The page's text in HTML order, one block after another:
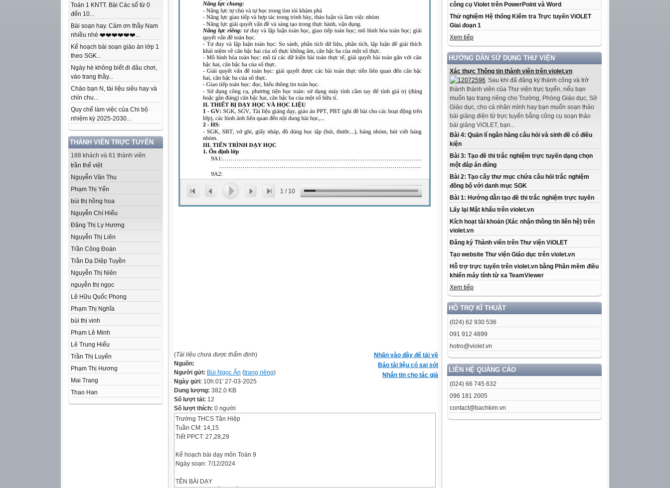
Toán 1 KNTT. Bài Các số từ 0
đến 10...
Bài soạn hay. Cảm ơn thầy Nam
nhiều nhé ❤️❤️❤️❤️❤️❤️...
Kế hoạch bài soạn giáo án lớp 1
theo SGK...
Ngày hè không biết đi đâu chơi,
vào trang thầy...
Chào bạn N, tài liệu siêu hay và
chỉn chu...
Quy chế làm việc của Chi bộ
nhiệm kỳ 2025-2030...
THÀNH VIÊN TRỰC TUYẾN
188 khách và 61 thành viên
trần thế việt
Nguyễn Văn Thu
Phạm Thị Yến
bùi thị hồng hoa
Nguyễn Chí Hiếu
Đặng Thị Ly Hương
Nguyễn Thị Liên
Trần Công Đoàn
Trần Dạ Diệp Tuyền
Nguyễn Thị Niên
nguyễn thị ngọc
Lê Hữu Quốc Phong
Phạm Thị Nghĩa
bùi thị vinh
Phạm Lê Minh
Lê Trung Hiếu
Trần Thị Luyến
Phạm Thị Hương
Mai Trang
Thao Han
công cụ Violet trên PowerPoint và Word
Thử nghiệm Hệ thống Kiểm tra Trực tuyến ViOLET
Giai đoạn 1
Xem tiếp
HƯỚNG DẪN SỬ DỤNG THƯ VIỆN
Xác thực Thông tin thành viên trên violet.vn
Sau khi đã đăng ký thành công và trở
thành thành viên của Thư viện trực tuyến, nếu bạn
muốn tạo trang riêng cho Trường, Phòng Giáo dục, Sở
Giáo dục, cho cá nhân mình hay bạn muốn soạn thảo
bài giảng điện tử trực tuyến bằng công cụ soạn thảo
bài giảng ViOLET, bạn...
Bài 4: Quản lí ngân hàng câu hỏi và sinh đề có điều
kiện
Bài 3: Tạo đề thi trắc nghiệm trực tuyến dạng chọn
một đáp án đúng
Bài 2: Tạo cây thư mục chứa câu hỏi trắc nghiệm
đồng bộ với danh mục SGK
Bài 1: Hướng dẫn tạo đề thi trắc nghiệm trực tuyến
Lấy lại Mật khẩu trên violet.vn
Kích hoạt tài khoản (Xác nhận thông tin liên hệ) trên
violet.vn
Đăng ký Thành viên trên Thư viện ViOLET
Tạo website Thư viện Giáo dục trên violet.vn
Hỗ trợ trực tuyến trên violet.vn bằng Phần mềm điều
khiển máy tính từ xa TeamViewer
Xem tiếp
HỖ TRỢ KĨ THUẬT
(024) 62 930 536
091 912 4899
hotro@violet.vn
LIÊN HỆ QUẢNG CÁO
(024) 66 745 632
096 181 2005
contact@bachkim.vn
1 / 10
Nhấn vào đây để tải về
Báo tài liệu có sai sót
Nhắn tin cho tác giả
(Tài liệu chưa được thẩm định)
Nguồn:
Người gửi: Bùi Ngọc Ẩn (trang riêng)
Ngày gửi: 10h:01' 27-03-2025
Dung lượng: 382.0 KB
Số lượt tải: 12
Số lượt thích: 0 người
Trường THCS Tân Hiệp
Tuần CM: 14,15
Tiết PPCT: 27,28,29
Kế hoạch bài dạy môn Toán 9
Ngày soạn: 7/12/2024
TÊN BÀI DẠY